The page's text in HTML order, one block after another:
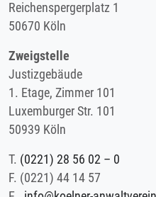
Reichenspergerplatz 1
50670 Köln
Zweigstelle
Justizgebäude
1. Etage, Zimmer 101
Luxemburger Str. 101
50939 Köln
T. (0221) 28 56 02 – 0
F. (0221) 44 14 57